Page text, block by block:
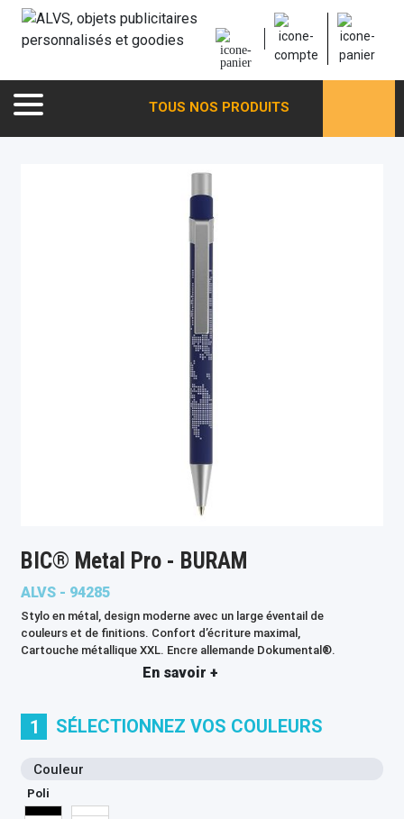
TOUS NOS PRODUITS
BIC® Metal Pro - BURAM
ALVS - 94285
Stylo en métal, design moderne avec un large éventail de
couleurs et de finitions. Confort d’écriture maximal,
Cartouche métallique XXL. Encre allemande Dokumental®.
En savoir +
1 SÉLECTIONNEZ VOS COULEURS
Couleur
Poli